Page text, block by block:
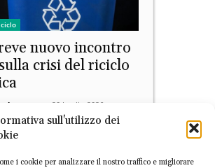
sull'utilizzo dei
i cookie per analizzare il nostro traffico e migliorare
nuovo incontro
crisi del riciclo
20 Luglio 2026